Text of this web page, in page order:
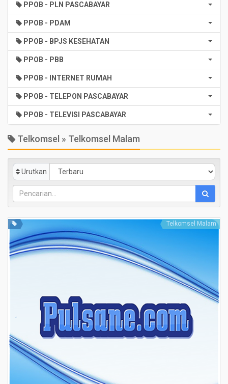
PPOB - PLN PASCABAYAR
PPOB - PDAM
PPOB - BPJS KESEHATAN
PPOB - PBB
PPOB - INTERNET RUMAH
PPOB - TELEPON PASCABAYAR
PPOB - TELEVISI PASCABAYAR
Telkomsel » Telkomsel Malam
Urutkan
Telkomsel Malam